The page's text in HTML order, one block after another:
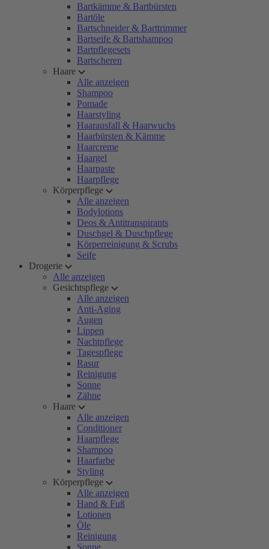
Bartkämme & Bartbürsten
Bartöle
Bartschneider & Barttrimmer
Bartseife & Bartshampoo
Bartpflegesets
Bartscheren
Haare
Alle anzeigen
Shampoo
Pomade
Haarstyling
Haarausfall & Haarwuchs
Haarbürsten & Kämme
Haarcreme
Haargel
Haarpaste
Haarpflege
Körperpflege
Alle anzeigen
Bodylotions
Deos & Antitranspirants
Duschgel & Duschpflege
Körperreinigung & Scrubs
Seife
Drogerie
Alle anzeigen
Gesichtspflege
Alle anzeigen
Anti-Aging
Augen
Lippen
Nachtpflege
Tagespflege
Rasur
Reinigung
Sonne
Zähne
Haare
Alle anzeigen
Conditioner
Haarpflege
Shampoo
Haarfarbe
Styling
Körperpflege
Alle anzeigen
Hand & Fuß
Lotionen
Öle
Reinigung
Sonne